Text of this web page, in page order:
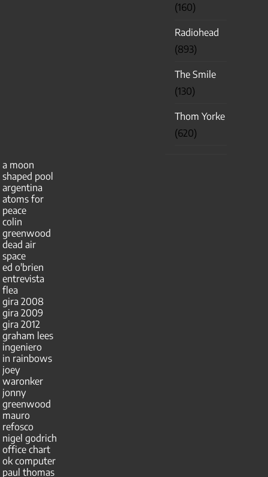
(160)
Radiohead
(893)
The Smile
(130)
Thom Yorke
(620)
a moon
shaped pool
argentina
atoms for
peace
colin
greenwood
dead air
space
ed o'brien
entrevista
flea
gira 2008
gira 2009
gira 2012
graham lees
ingeniero
in rainbows
joey
waronker
jonny
greenwood
mauro
refosco
nigel godrich
office chart
ok computer
paul thomas